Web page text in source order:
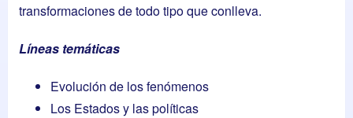
transformaciones de todo tipo que conlleva.
Líneas temáticas
Evolución de los fenómenos
Los Estados y las políticas